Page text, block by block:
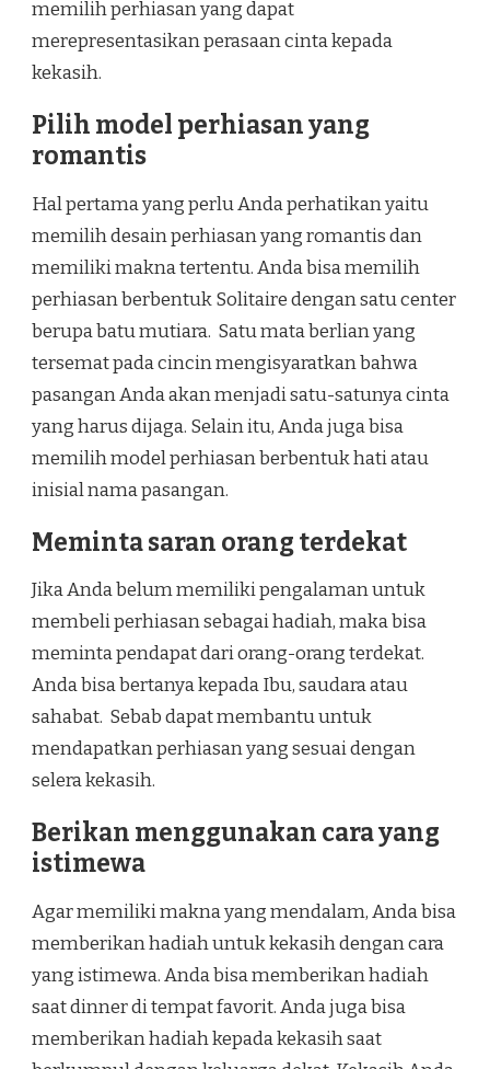
memilih perhiasan yang dapat
merepresentasikan perasaan cinta kepada
kekasih.
Pilih model perhiasan yang
romantis
Hal pertama yang perlu Anda perhatikan yaitu
memilih desain perhiasan yang romantis dan
memiliki makna tertentu. Anda bisa memilih
perhiasan berbentuk Solitaire dengan satu center
berupa batu mutiara. Satu mata berlian yang
tersemat pada cincin mengisyaratkan bahwa
pasangan Anda akan menjadi satu-satunya cinta
yang harus dijaga. Selain itu, Anda juga bisa
memilih model perhiasan berbentuk hati atau
inisial nama pasangan.
Meminta saran orang terdekat
Jika Anda belum memiliki pengalaman untuk
membeli perhiasan sebagai hadiah, maka bisa
meminta pendapat dari orang-orang terdekat.
Anda bisa bertanya kepada Ibu, saudara atau
sahabat. Sebab dapat membantu untuk
mendapatkan perhiasan yang sesuai dengan
selera kekasih.
Berikan menggunakan cara yang
istimewa
Agar memiliki makna yang mendalam, Anda bisa
memberikan hadiah untuk kekasih dengan cara
yang istimewa. Anda bisa memberikan hadiah
saat dinner di tempat favorit. Anda juga bisa
memberikan hadiah kepada kekasih saat